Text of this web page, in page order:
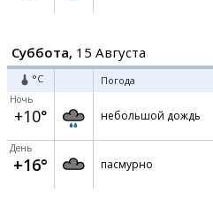
Суббота, 15 Августа
°C Погода
Ночь
+10° небольшой дождь
День
+16° пасмурно